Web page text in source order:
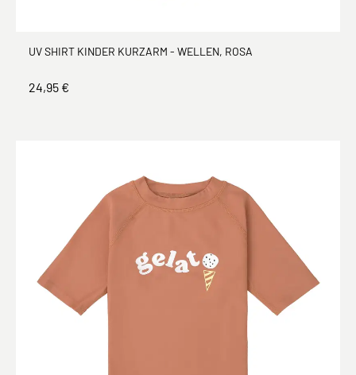
UV SHIRT KINDER KURZARM - WELLEN, ROSA
24,95 €